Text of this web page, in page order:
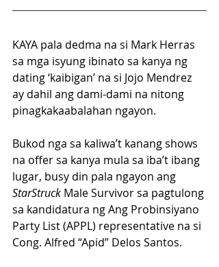
KAYA pala dedma na si Mark Herras
sa mga isyung ibinato sa kanya ng
dating ‘kaibigan’ na si Jojo Mendrez
ay dahil ang dami-dami na nitong
pinagkakaabalahan ngayon.
Bukod nga sa kaliwa’t kanang shows
na offer sa kanya mula sa iba’t ibang
lugar, busy din pala ngayon ang
StarStruck Male Survivor sa pagtulong
sa kandidatura ng Ang Probinsiyano
Party List (APPL) representative na si
Cong. Alfred “Apid” Delos Santos.